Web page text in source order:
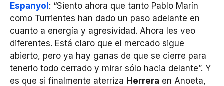
Espanyol: “Siento ahora que tanto Pablo Marín
como Turrientes han dado un paso adelante en
cuanto a energía y agresividad. Ahora les veo
diferentes. Está claro que el mercado sigue
abierto, pero ya hay ganas de que se cierre para
tenerlo todo cerrado y mirar sólo hacia delante”. Y
es que si finalmente aterriza Herrera en Anoeta,